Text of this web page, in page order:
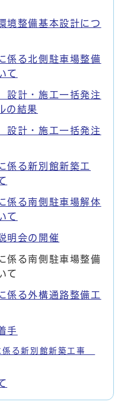
境整備基本設計につ
係る北側駐車場整備
て
計・施工一括発注
の結果
計・施工一括発注
係る新別館新築工
係る南側駐車場解体
て
明会の開催
係る南側駐車場整備
て
係る外構通路整備工
手
係る新別館新築工事